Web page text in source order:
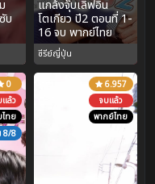
บ
แกล้งจุ๊บเลิฟอิน
โตเกียว ปี2 ตอนที่ 1-
16 จบ พากย์ไทย
ซีรีย์ญี่ปุ่น
0
แล้ว
ทย
8/8
6.957
จบแล้ว
พากย์ไทย